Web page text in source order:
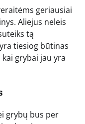
geriausiai
Aliejus neleis
tą
tiesiog būtinas
grybai jau yra
grybų bus per